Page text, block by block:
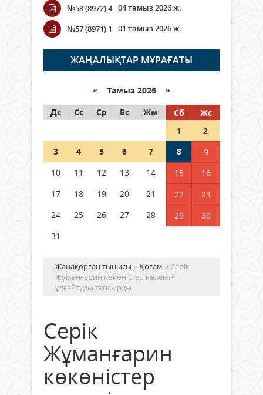
Wi-Fi ҚАБЫРҒА АРҚЫЛЫ ҚАЛАЙ
ӨТЕДІ?
06 тамыз 2026 ж. 265
граждане Казахстана,
05 тамыз 2026 ж. 146
Шетелде жүрген Қазақстан
азаматтары қалай дауыс бере
№58 (8972) 4 04 тамыз 2026 ж.
№57 (8971) 1
01 тамыз 2026 ж.
ЖАҢАЛЫҚТАР МҰРАҒАТЫ
« Тамыз 2026 »
Дс
Сс Ср Бс Жм Сб
Жс
1
2
3
4 5 6 7 8
9
10
11 12 13 14 15
16
17
18 19 20 21 22
23
24
25 26 27 28 29
30
31
Жаңақорған тынысы » Қоғам » Серік
Жұманғарин көкөністер көлемін
ұлғайтуды тапсырды
Серік
Жұманғарин
көкөністер